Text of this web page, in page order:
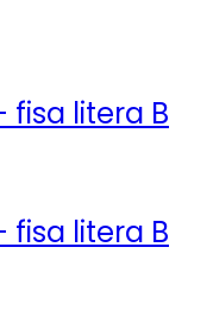
fisa litera B
fisa litera B